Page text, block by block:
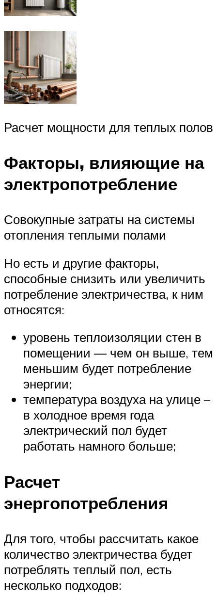
Расчет мощности для теплых полов
Факторы, влияющие на
электропотребление
Совокупные затраты на системы
отопления теплыми полами
Но есть и другие факторы,
способные снизить или увеличить
потребление электричества, к ним
относятся:
уровень теплоизоляции стен в
помещении — чем он выше, тем
меньшим будет потребление
энергии;
температура воздуха на улице –
в холодное время года
электрический пол будет
работать намного больше;
Расчет
энергопотребления
Для того, чтобы рассчитать какое
количество электричества будет
потреблять теплый пол, есть
несколько подходов: